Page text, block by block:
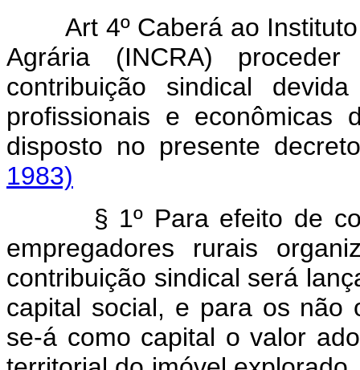
Art 4º Caberá ao
Agrária (INCRA)
contribuição sindical
profissionais e econômicas
disposto no presente
1983)
§ 1º Para efeito de
empregadores rurais
contribuição sindical será
capital social, e para os não
se-á como capital o valor